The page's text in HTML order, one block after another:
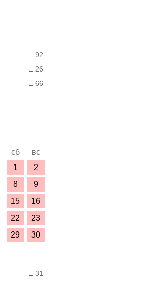
92
26
66
сб
вс
1
2
8
9
15
16
22
23
29
30
31